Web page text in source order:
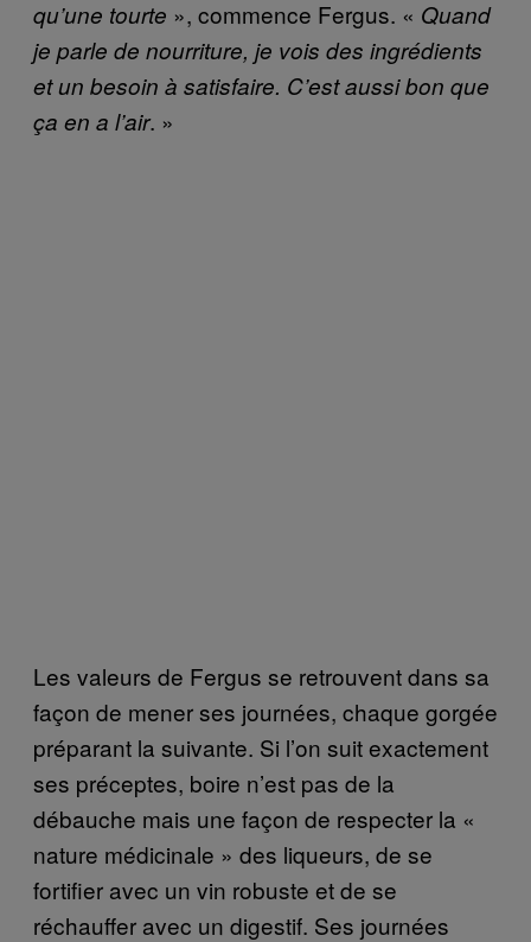
qu’une tourte », commence Fergus. « Quand
je parle de nourriture, je vois des ingrédients
et un besoin à satisfaire. C’est aussi bon que
ça en a l’air. »
Les valeurs de Fergus se retrouvent dans sa
façon de mener ses journées, chaque gorgée
préparant la suivante. Si l’on suit exactement
ses préceptes, boire n’est pas de la
débauche mais une façon de respecter la «
nature médicinale » des liqueurs, de se
fortifier avec un vin robuste et de se
réchauffer avec un digestif. Ses journées